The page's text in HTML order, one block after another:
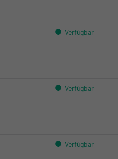
Verfügbar
Verfügbar
Verfügbar